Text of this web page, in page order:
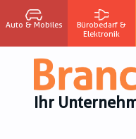
Auto & Mobiles
Bürobedarf &
Elektronik
Ihr